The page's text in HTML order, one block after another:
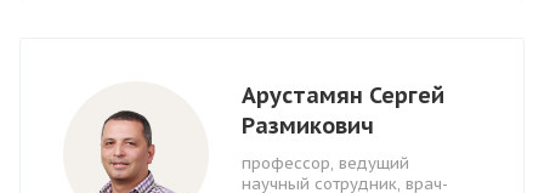
Арустамян Сергей
Размикович
профессор, ведущий
научный сотрудник, врач-